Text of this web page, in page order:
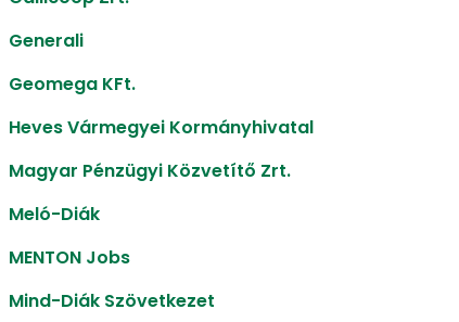
Generali
Geomega KFt.
Heves Vármegyei Kormányhivatal
Magyar Pénzügyi Közvetítő Zrt.
Meló-Diák
MENTON Jobs
Mind-Diák Szövetkezet